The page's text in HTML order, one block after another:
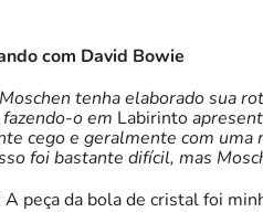
com David Bowie
tenha elaborado sua
o em Labirinto
cego e geralmente com uma
foi bastante difícil, mas
A peça da bola de cristal foi